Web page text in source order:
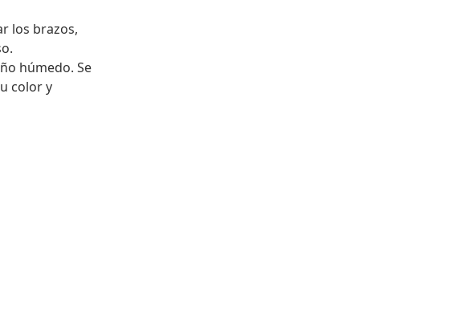
los brazos,
húmedo. Se
color y